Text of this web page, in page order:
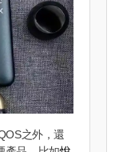
之外，還